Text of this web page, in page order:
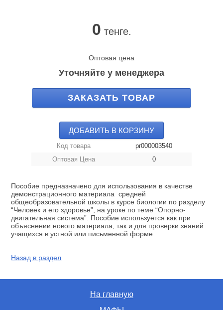
0 тенге.
Оптовая цена
Уточняйте у менеджера
ЗАКАЗАТЬ ТОВАР
ДОБАВИТЬ В КОРЗИНУ
Код товара
pr000003540
Оптовая Цена
0
Пособие предназначено для использования в качестве
демонстрационного материала средней
общеобразовательной школы в курсе биологии по разделу
“Человек и его здоровье”, на уроке по теме “Опорно-
двигательная система”. Пособие используется как при
объяснении нового материала, так и для проверки знаний
учащихся в устной или письменной форме.
Назад в раздел
На главную